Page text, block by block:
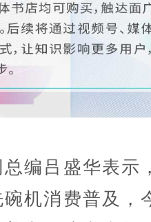
吕盛华表示
机消费普及，